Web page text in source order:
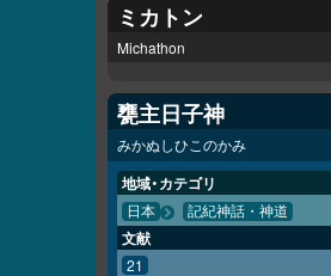
ミカトン
Michathon
甕主日子神
みかぬしひこのかみ
地域・カテゴリ
日本 記紀神話・神道
文献
21